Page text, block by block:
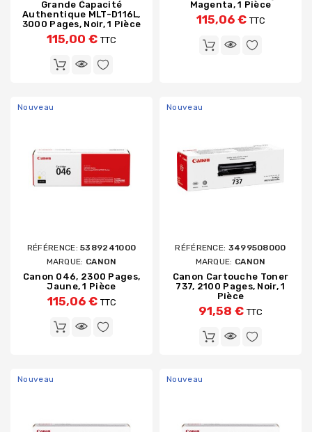
Grande Capacité
Authentique MLT-D116L,
3000 Pages, Noir, 1 Pièce
115,00 € TTC
Magenta, 1 Pièce
115,06 € TTC
Nouveau
RÉFÉRENCE:5389241000
MARQUE: CANON
Canon 046, 2300 Pages,
Jaune, 1 Pièce
115,06 € TTC
Nouveau
RÉFÉRENCE: 3499508000
MARQUE: CANON
Canon Cartouche Toner
737, 2100 Pages, Noir, 1
Pièce
91,58 € TTC
Nouveau Nouveau